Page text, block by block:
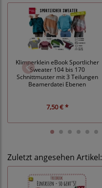
Klimperklein eBook Sportlicher
Sweater 104 bis 170
Schnittmuster mit 3 Teilungen
Beamerdatei Ebenen
7,50 € *
Zuletzt angesehen Artikel: